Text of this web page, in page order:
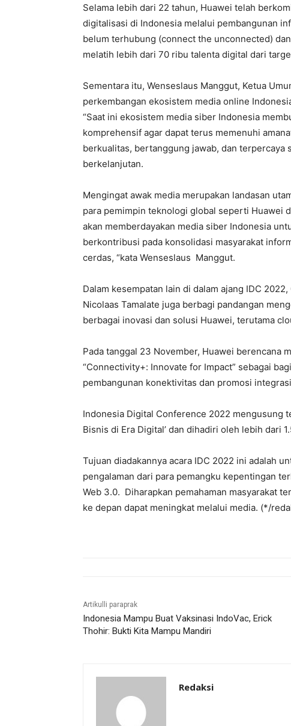
Selama lebih dari 22 tahun, Huawei telah
digitalisasi di Indonesia melalui pembangunan
belum terhubung (connect the unconnected)
melatih lebih dari 70 ribu talenta digital dari
Sementara itu, Wenseslaus Manggut, Ketua
perkembangan ekosistem media online
“Saat ini ekosistem media siber Indonesia
komprehensif agar dapat terus memenuhi
berkualitas, bertanggung jawab, dan terpercaya
berkelanjutan.
Mengingat awak media merupakan landasan
para pemimpin teknologi global seperti Huawei
akan memberdayakan media siber Indonesia
berkontribusi pada konsolidasi masyarakat
cerdas, “kata Wenseslaus Manggut.
Dalam kesempatan lain di dalam ajang IDC
Nicolaas Tamalate juga berbagi pandangan
berbagai inovasi dan solusi Huawei, terutama
Pada tanggal 23 November, Huawei berencana
“Connectivity+: Innovate for Impact” sebagai
pembangunan konektivitas dan promosi
Indonesia Digital Conference 2022 mengusung
Bisnis di Era Digital’ dan dihadiri oleh lebih dari
Tujuan diadakannya acara IDC 2022 ini adalah
pengalaman dari para pemangku kepentingan
Web 3.0. Diharapkan pemahaman masyarakat
ke depan dapat meningkat melalui media. (*/
Artikulli paraprak
Indonesia Mampu Buat Vaksinasi IndoVac, Erick
Thohir: Bukti Kita Mampu Mandiri
Redaksi